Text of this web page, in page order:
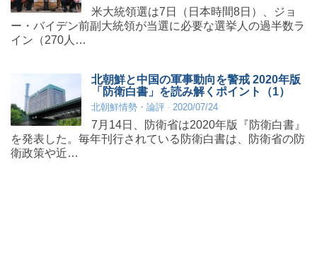
米大統領選は7日（日本時間8日）、ジョ
ー・バイデン前副大統領が当選に必要な選挙人の過半数ラ
イン（270人…
北朝鮮と中国の軍事動向を警戒 2020年版
「防衛白書」を読み解くポイント（1）
北朝鮮情勢・論評 2020/07/24
7月14日、防衛省は2020年版『防衛白書』
を発表した。毎年刊行されている防衛白書は、防衛省の防
衛政策や近…